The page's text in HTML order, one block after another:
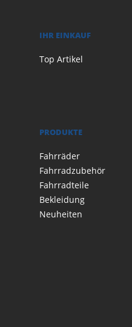
IHR EINKAUF
Top Artikel
PRODUKTE
Fahrräder
Fahrradzubehör
Fahrradteile
Bekleidung
Neuheiten